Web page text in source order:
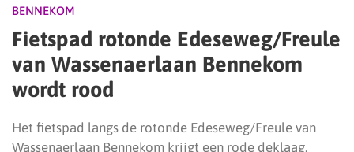
BENNEKOM
Fietspad rotonde Edeseweg/Freule
van Wassenaerlaan Bennekom
wordt rood
Het fietspad langs de rotonde Edeseweg/Freule van
Wassenaerlaan Bennekom krijgt een rode deklaag.